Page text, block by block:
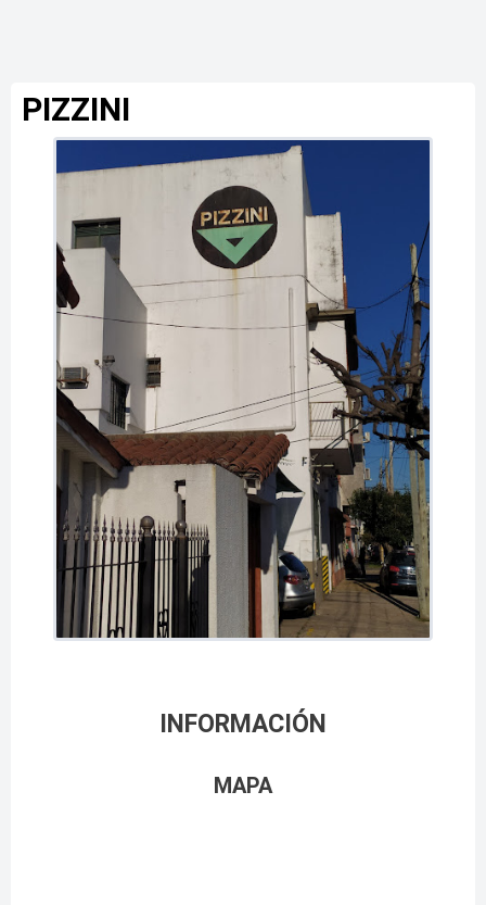
PIZZINI
INFORMACIÓN
MAPA